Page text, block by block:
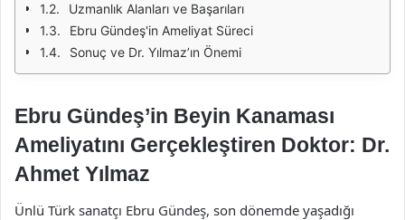
Uzmanlık Alanları ve Başarıları
Ebru Gündeş'in Ameliyat Süreci
Sonuç ve Dr. Yılmaz’ın Önemi
Ebru Gündeş’in Beyin Kanaması
Ameliyatını Gerçekleştiren Doktor: Dr.
Ahmet Yılmaz
Ünlü Türk sanatçı Ebru Gündeş, son dönemde yaşadığı